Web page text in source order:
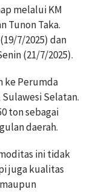
melalui KM
Tunon Taka.
7/2025) dan
(21/7/2025).
ke Perumda
Selatan.
ton sebagai
daerah.
ini tidak
juga kualitas